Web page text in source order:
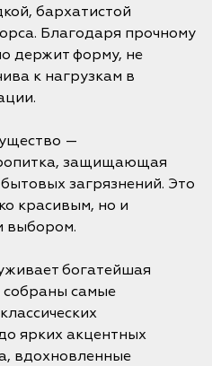
бархатистой
Благодаря прочному
держит форму, не
к нагрузкам в
—
защищающая
загрязнений. Это
красивым, но и
выбором.
богатейшая
собраны самые
ярких акцентных
вдохновленные